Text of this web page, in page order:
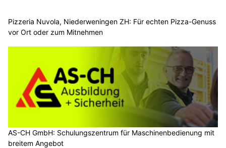
Pizzeria Nuvola, Niederweningen ZH: Für echten Pizza-Genuss
vor Ort oder zum Mitnehmen
AS-CH GmbH: Schulungszentrum für Maschinenbedienung mit
breitem Angebot